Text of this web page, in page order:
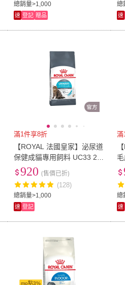
總銷量>1,000
速 登記 贈品
總
速
滿1件享8折
【ROYAL 法國皇家】泌尿道
保健成貓專用飼料 UC33 2K
G(貓乾糧 貓飼料 10天* 實證
總銷量>1,000
920 (售價已折)
(128)
速 登記
滿
總
速
mo點3%